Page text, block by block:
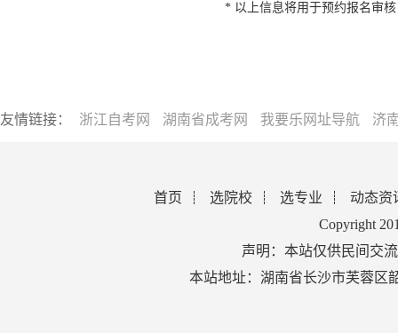
* 以上信息将用于预约报名审
友情链接： 浙江自考网 湖南省成考网 我要乐网址导航 济
首页 选院校 选专业
动态资
Copyright
声明：本站仅供民间交
本站地址：湖南省长沙市芙蓉区